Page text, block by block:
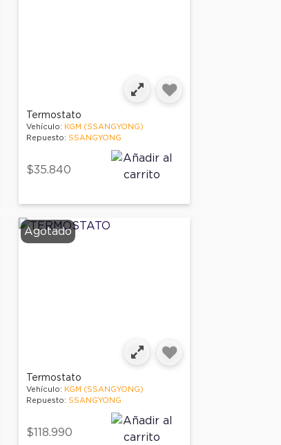
Termostato
Vehículo: KGM (SSANGYONG)
Repuesto: SSANGYONG
$35.840
Agotado
Termostato
Vehículo: KGM (SSANGYONG)
Repuesto: SSANGYONG
$118.990